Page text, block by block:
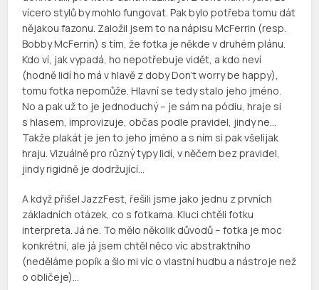
vícero stylů by mohlo fungovat. Pak bylo potřeba tomu dát
nějakou fazonu. Založil jsem to na nápisu McFerrin (resp.
Bobby McFerrin) s tím, že fotka je někde v druhém plánu.
Kdo ví, jak vypadá, ho nepotřebuje vidět, a kdo neví
(hodně lidí ho má v hlavě z doby Don’t worry be happy),
tomu fotka nepomůže. Hlavní se tedy stalo jeho jméno.
No a pak už to je jednoduchý – je sám na pódiu, hraje si
s hlasem, improvizuje, občas podle pravidel, jindy ne…
Takže plakát je jen to jeho jméno a s ním si pak všelijak
hraju. Vizuálně pro různý typy lidí, v něčem bez pravidel,
jindy rigidně je dodržující…
A když přišel JazzFest, řešili jsme jako jednu z prvních
základních otázek, co s fotkama. Kluci chtěli fotku
interpreta. Já ne. To mělo několik důvodů – fotka je moc
konkrétní, ale já jsem chtěl něco víc abstraktního
(neděláme popík a šlo mi víc o vlastní hudbu a nástroje než
o obličeje)…